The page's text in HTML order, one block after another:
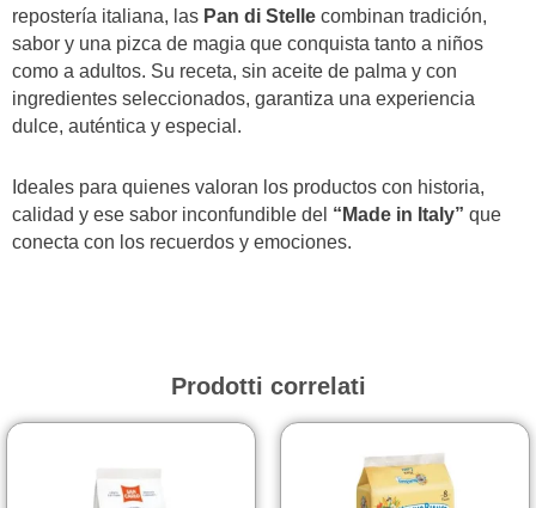
repostería italiana, las Pan di Stelle combinan tradición,
sabor y una pizca de magia que conquista tanto a niños
como a adultos. Su receta, sin aceite de palma y con
ingredientes seleccionados, garantiza una experiencia
dulce, auténtica y especial.
Ideales para quienes valoran los productos con historia,
calidad y ese sabor inconfundible del “Made in Italy” que
conecta con los recuerdos y emociones.
Prodotti correlati